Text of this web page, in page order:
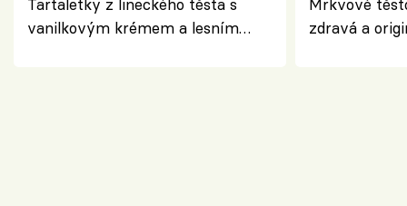
Tartaletky z lineckého těsta s
vanilkovým krémem a lesním
Mrkvové
zdravá a